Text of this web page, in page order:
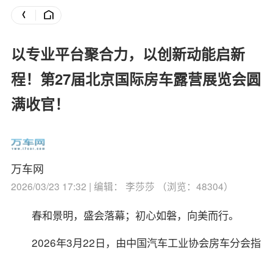
以专业平台聚合力，以创新动能启新
程！第27届北京国际房车露营展览会圆
满收官！
万车网
2026/03/23 17:32 | 编辑： 李莎莎 （浏览：48304）
春和景明，盛会落幕；初心如磐，向美而行。
2026年3月22日，由中国汽车工业协会房车分会指